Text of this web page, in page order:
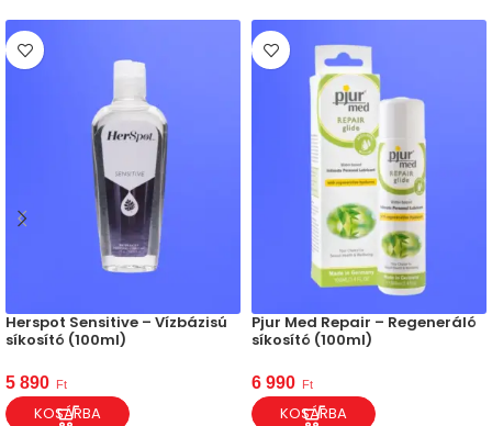
Herspot Sensitive – Vízbázisú
síkosító (100ml)
5 890 Ft
KOSÁRBA
Pjur Med Repair – Regeneráló
síkosító (100ml)
6 990 Ft
KOSÁRBA